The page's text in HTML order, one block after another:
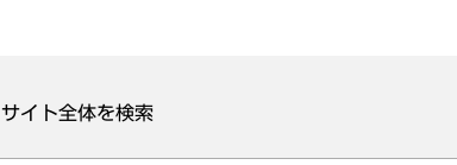
サイト全体を検索